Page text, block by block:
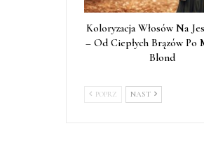
Koloryzacja Włosów Na
– Od Ciepłych Brązów Po
Blond
POPRZ NAST